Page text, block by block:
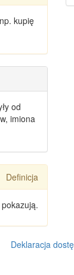
kupię
od
imiona
Definicja
pokazują.
Deklaracja